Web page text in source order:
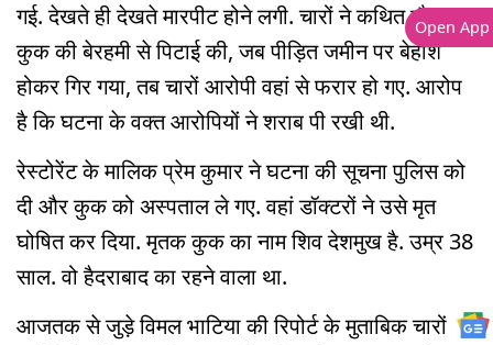
गई. देखते ही देखते मारपीट होने लगी. चारों ने कथित तौर पर
कुक की बेरहमी से पिटाई की, जब पीड़ित जमीन पर बेहोश
होकर गिर गया, तब चारों आरोपी वहां से फरार हो गए. आरोप
है कि घटना के वक्त आरोपियों ने शराब पी रखी थी.
रेस्टोरेंट के मालिक प्रेम कुमार ने घटना की सूचना पुलिस को
दी और कुक को अस्पताल ले गए. वहां डॉक्टरों ने उसे मृत
घोषित कर दिया. मृतक कुक का नाम शिव देशमुख है. उम्र 38
साल. वो हैदराबाद का रहने वाला था.
आजतक से जुड़े विमल भाटिया की रिपोर्ट के मुताबिक चारों
Open App